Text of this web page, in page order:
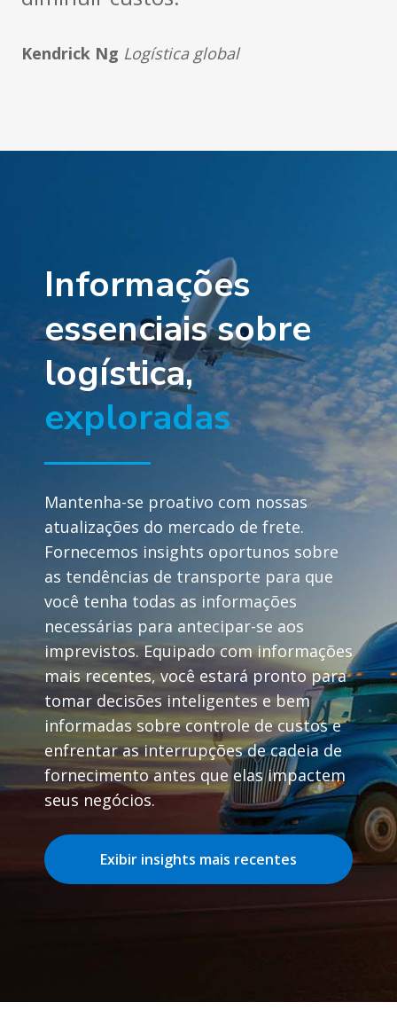
Kendrick Ng Logística global
Informações
essenciais sobre
logística,
exploradas
Mantenha-se proativo com nossas
atualizações do mercado de frete.
Fornecemos insights oportunos sobre
as tendências de transporte para que
você tenha todas as informações
necessárias para antecipar-se aos
imprevistos. Equipado com informações
mais recentes, você estará pronto para
tomar decisões inteligentes e bem
informadas sobre controle de custos e
enfrentar as interrupções de cadeia de
fornecimento antes que elas impactem
seus negócios.
Exibir insights mais recentes